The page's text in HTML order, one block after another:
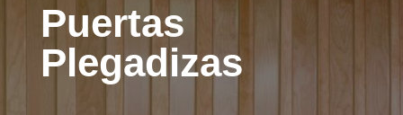
Puertas
Plegadizas